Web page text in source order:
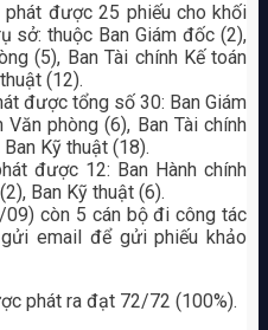
được 25 phiếu cho khối
sở: thuộc Ban Giám đốc (2),
(5), Ban Tài chính Kế toán
(12).
được tổng số 30: Ban Giám
phòng (6), Ban Tài chính
Kỹ thuật (18).
được 12: Ban Hành chính
Ban Kỹ thuật (6).
còn 5 cán bộ đi công tác
email để gửi phiếu khảo
phát ra đạt 72/72 (100%).